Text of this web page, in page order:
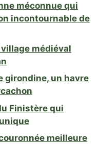
méconnue qui
incontournable de
médiéval
girondine, un havre
Finistère qui
meilleure